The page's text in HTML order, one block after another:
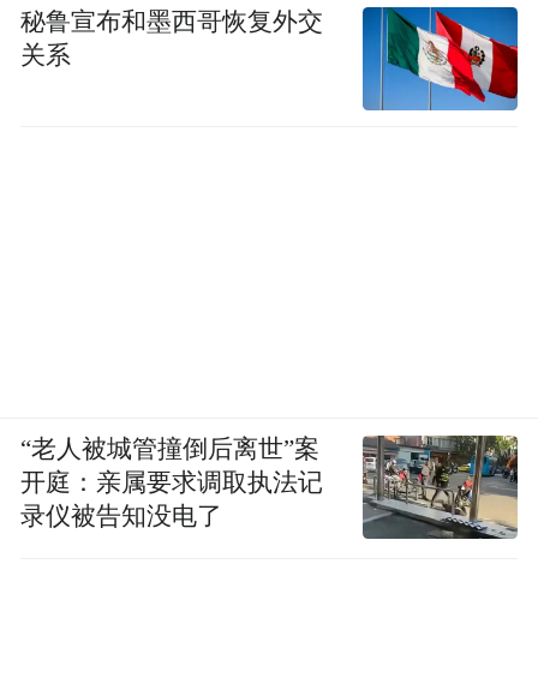
秘鲁宣布和墨西哥恢复外交
关系
“老人被城管撞倒后离世”案
开庭：亲属要求调取执法记
录仪被告知没电了